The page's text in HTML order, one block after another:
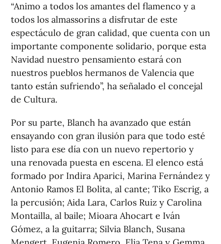
“Animo a todos los amantes del flamenco y a
todos los almassorins a disfrutar de este
espectáculo de gran calidad, que cuenta con un
importante componente solidario, porque esta
Navidad nuestro pensamiento estará con
nuestros pueblos hermanos de Valencia que
tanto están sufriendo”, ha señalado el concejal
de Cultura.
Por su parte, Blanch ha avanzado que están
ensayando con gran ilusión para que todo esté
listo para ese día con un nuevo repertorio y
una renovada puesta en escena. El elenco está
formado por Indira Aparici, Marina Fernández y
Antonio Ramos El Bolita, al cante; Tiko Escrig, a
la percusión; Aida Lara, Carlos Ruiz y Carolina
Montailla, al baile; Mioara Ahocart e Iván
Gómez, a la guitarra; Silvia Blanch, Susana